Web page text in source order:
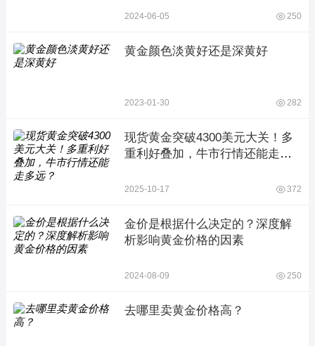
2024-06-05 250
黄金颜色淡黄好还是深黄好
2023-01-30 282
现货黄金突破4300美元大关！多
重利好叠加，牛市行情还能走多
2025-10-17 372
金价是根据什么决定的？深度解
析影响黄金价格的因素
2024-08-09 250
去哪里卖黄金价格高？